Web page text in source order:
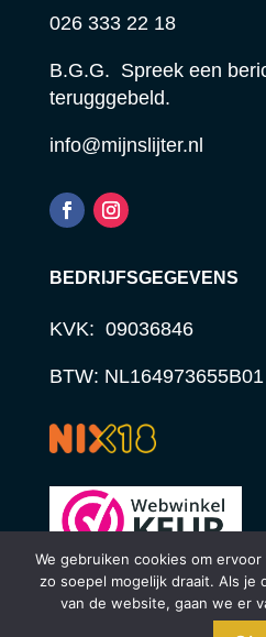
026 333 22 18
B.G.G. Spreek een
terugggebeld.
info@mijnslijter.nl
BEDRIJFSGEGEVENS
KVK: 09036846
BTW: NL164973655B01
© STUDIO STERCK |
We gebruiken cookies om
zo soepel mogelijk draait. Als je
van de website, gaan we er